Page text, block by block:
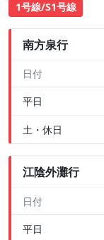
1号線/S1号線
南方泉行
日付
平日
土・休日
江陰外灘行
日付
平日